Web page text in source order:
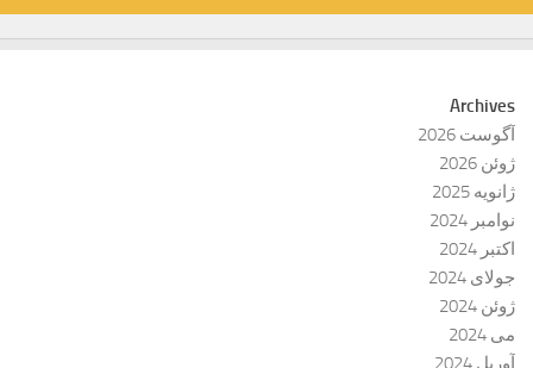
Archives
آگوست 2026
ژوئن 2026
ژانویه 2025
نوامبر 2024
اکتبر 2024
جولای 2024
ژوئن 2024
می 2024
آوریل 2024